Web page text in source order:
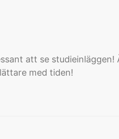
att se studieinläggen!
med tiden!